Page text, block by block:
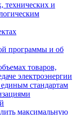
технических и
программы и об
товаров,
электроэнергии
стандартам
максимальную